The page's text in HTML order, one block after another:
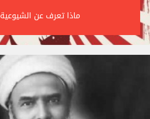
ماذا تعرف عن الشيوعية‎